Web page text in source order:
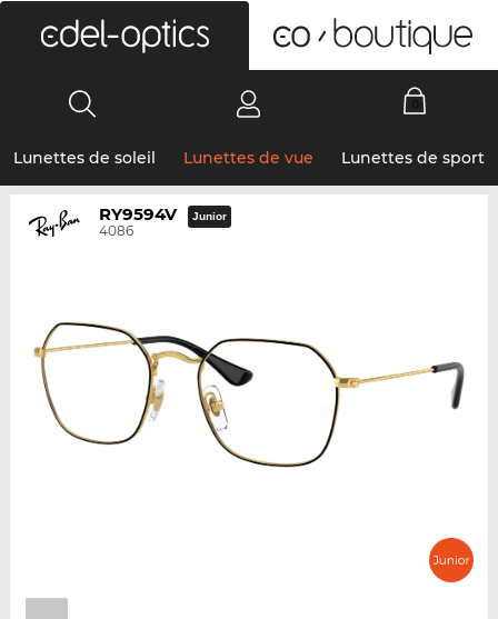
Lunettes de soleil Lunettes de vue Lunettes de sport
RY9594V
4086
Junior